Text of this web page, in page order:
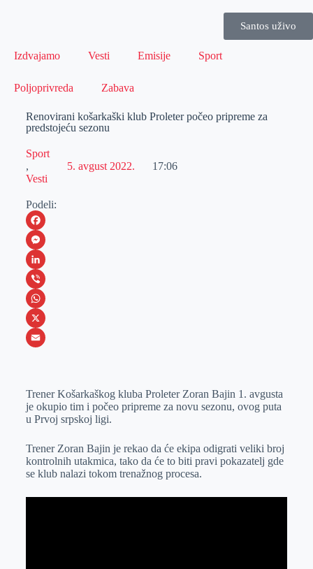
Santos uživo
Izdvajamo Vesti Emisije Sport
Poljoprivreda Zabava
Renovirani košarkaški klub Proleter počeo pripreme za
predstojeću sezonu
Sport
,
Vesti
5. avgust 2022. 17:06
Podeli:
F
a
c
e
b
o
M
e
s
s
e
e
r
L
i
n
k
I
n
V
i
b
W
h
s
A
p
X
a
i
Trener Košarkaškog kluba Proleter Zoran Bajin 1. avgusta
je okupio tim i počeo pripreme za novu sezonu, ovog puta
u Prvoj srpskoj ligi.
Trener Zoran Bajin je rekao da će ekipa odigrati veliki broj
kontrolnih utakmica, tako da će to biti pravi pokazatelj gde
se klub nalazi tokom trenažnog procesa.